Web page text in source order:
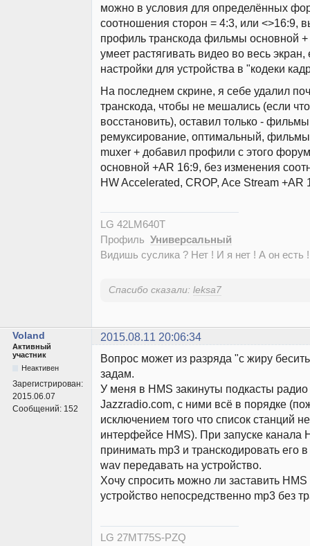
можно в условия для определённых
соотношения сторон = 4:3, или <>16:9,
профиль транскода фильмы основной
умеет растягивать видео во весь
настройки для устройства в "кодеки
На последнем скрине, я себе удалил
транскода, чтобы не мешались (если
восстановить), оставил только -
ремуксирование, оптимальный,
muxer + добавил профили с этого
основной +AR 16:9, без изменения
HW Accelerated, CROP, Ace Stream +AR
LG 42LM640T
Профиль Универсальный
Видишь суслика ? Нет ! И я нет ! А он есть
Спасибо сказали: leksa7
Voland 2015.08.11 20:06:34
Активный
участник
Неактивен
Зарегистрирован:
2015.06.07
Сообщений: 152
Вопрос может из разряда "с жиру
задам.
У меня в HMS закинуты подкасты
Jazzradio.com, с ними всё в порядке
исключением того что список станций
интерфейсе HMS). При запуске канала
принимать mp3 и транскодировать его
wav передавать на устройство.
Хочу спросить можно ли заставить HMS
устройство непосредственно mp3 без
LG 27MT75S-PZQ